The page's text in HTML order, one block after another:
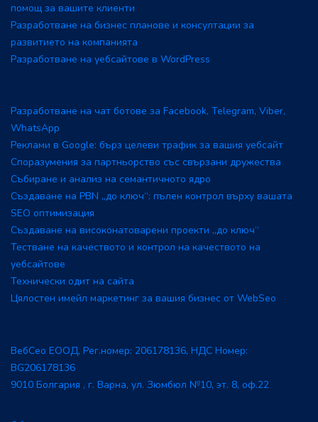
помощ за вашите клиенти
Разработване на бизнес планове и консултации за
развитието на компанията
Разработване на уебсайтове в WordPress
Разработване на чат ботове за Facebook, Telegram, Viber,
WhatsApp
Реклами в Google: бърз целеви трафик за вашия уебсайт
Споразумения за партньорство със свързани дружества
Събиране и анализ на семантичното ядро
Създаване на PBN „до ключ“: пълен контрол върху вашата
SEO оптимизация
Създаване на високонатоварени проекти „до ключ“
Тестване на качеството и контрол на качеството на
уебсайтове
Технически одит на сайта
Цялостен имейл маркетинг за вашия бизнес от WebSeo
ВебСео ЕООД, Рег.номер: 206178136, НДС Номер:
BG206178136
9010 Болгария , г. Варна, ул. Зюмбюл №10, эт. 8, оф.22